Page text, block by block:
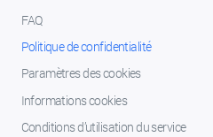
FAQ
Politique de confidentialité
Paramètres des cookies
Informations cookies
Conditions d’utilisation du service